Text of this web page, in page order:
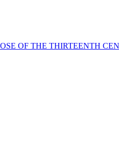
OF THE THIRTEENTH